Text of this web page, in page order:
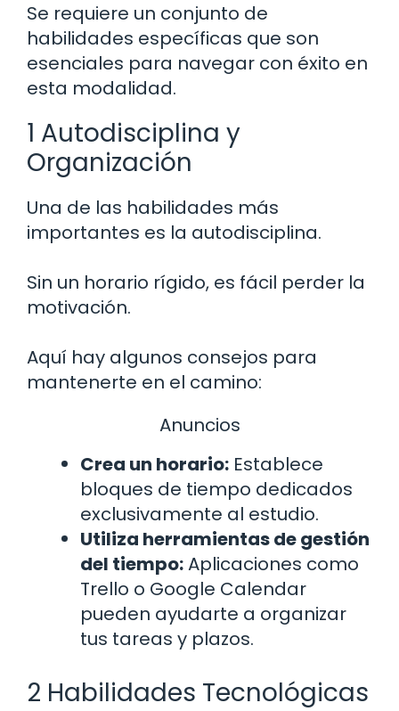
Se requiere un conjunto de
habilidades específicas que son
esenciales para navegar con éxito en
esta modalidad.
1 Autodisciplina y
Organización
Una de las habilidades más
importantes es la autodisciplina.
Sin un horario rígido, es fácil perder la
motivación.
Aquí hay algunos consejos para
mantenerte en el camino:
Anuncios
Crea un horario: Establece
bloques de tiempo dedicados
exclusivamente al estudio.
Utiliza herramientas de gestión
del tiempo:Aplicaciones como
Trello o Google Calendar
pueden ayudarte a organizar
tus tareas y plazos.
2 Habilidades Tecnológicas